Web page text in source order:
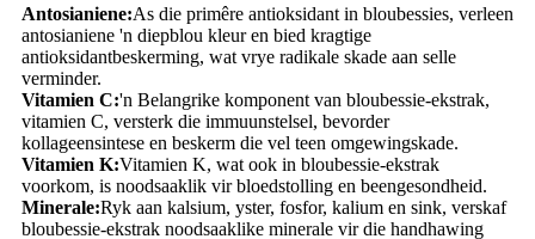
Antosianiene:As die primêre antioksidant in bloubessies, verleen
antosianiene 'n diepblou kleur en bied kragtige
antioksidantbeskerming, wat vrye radikale skade aan selle
verminder.
Vitamien C:'n Belangrike komponent van bloubessie-ekstrak,
vitamien C, versterk die immuunstelsel, bevorder
kollageensintese en beskerm die vel teen omgewingskade.
Vitamien K:Vitamien K, wat ook in bloubessie-ekstrak
voorkom, is noodsaaklik vir bloedstolling en beengesondheid.
Minerale:Ryk aan kalsium, yster, fosfor, kalium en sink, verskaf
bloubessie-ekstrak noodsaaklike minerale vir die handhawing